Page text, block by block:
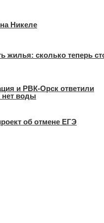
Никеле
жилья: сколько теперь
и РВК-Орск ответили
нет воды
об отмене ЕГЭ